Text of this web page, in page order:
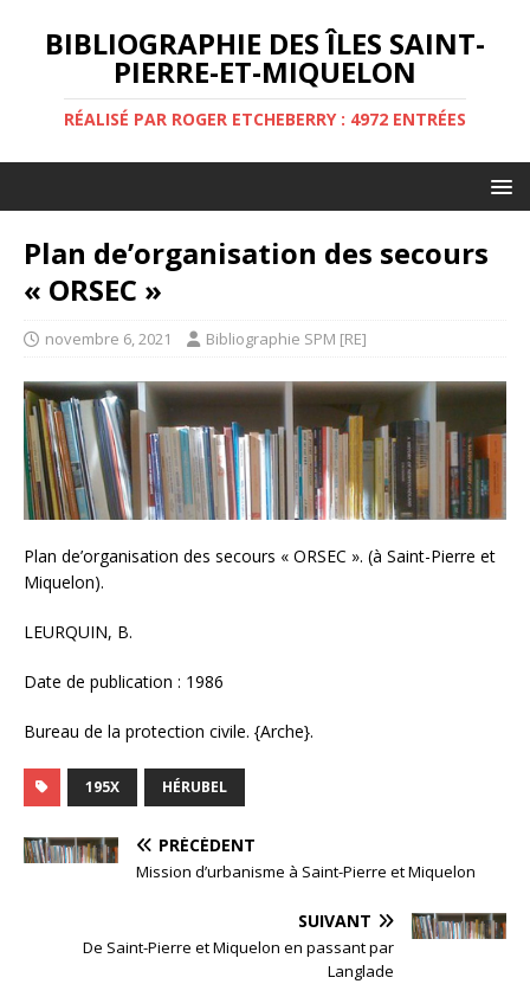
BIBLIOGRAPHIE DES ÎLES SAINT-
PIERRE-ET-MIQUELON
RÉALISÉ PAR ROGER ETCHEBERRY : 4972 ENTRÉES
Plan de’organisation des secours
« ORSEC »
novembre 6, 2021 Bibliographie SPM [RE]
Plan de’organisation des secours « ORSEC ». (à Saint-Pierre et
Miquelon).
LEURQUIN, B.
Date de publication : 1986
Bureau de la protection civile. {Arche}.
195X HÉRUBEL
PRÉCÉDENT
Mission d’urbanisme à Saint-Pierre et Miquelon
SUIVANT
De Saint-Pierre et Miquelon en passant par
Langlade